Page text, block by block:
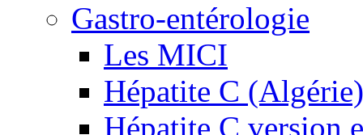
Gastro-entérologie
Les MICI
Hépatite C (Algérie)
Hépatite C version